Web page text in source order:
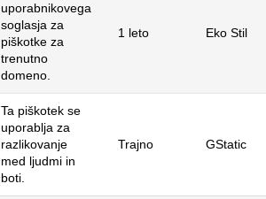
uporabnikovega
soglasja za
piškotke za
trenutno
domeno.
1 leto Eko Stil
Ta piškotek se
uporablja za
razlikovanje
med ljudmi in
boti.
Trajno GStatic